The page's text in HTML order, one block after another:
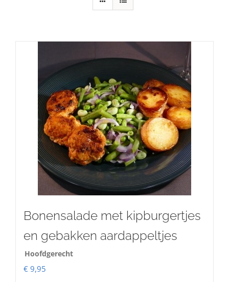
Bonensalade met kipburgertjes
en gebakken aardappeltjes
Hoofdgerecht
€ 9,95